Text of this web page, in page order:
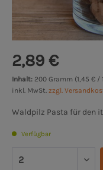
2,89 €
Inhalt: 200 Gramm (1,45 € /
inkl. MwSt. zzgl.
Waldpilz Pasta für den
Verfügbar